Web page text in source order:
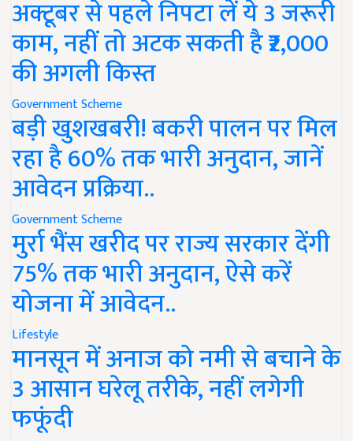
अक्टूबर से पहले निपटा लें ये 3 जरूरी
काम, नहीं तो अटक सकती है ₹2,000
की अगली किस्त
Government Scheme
बड़ी खुशखबरी! बकरी पालन पर मिल
रहा है 60% तक भारी अनुदान, जानें
आवेदन प्रक्रिया..
Government Scheme
मुर्रा भैंस खरीद पर राज्य सरकार देंगी
75% तक भारी अनुदान, ऐसे करें
योजना में आवेदन..
Lifestyle
मानसून में अनाज को नमी से बचाने के
3 आसान घरेलू तरीके, नहीं लगेगी
फफूंदी